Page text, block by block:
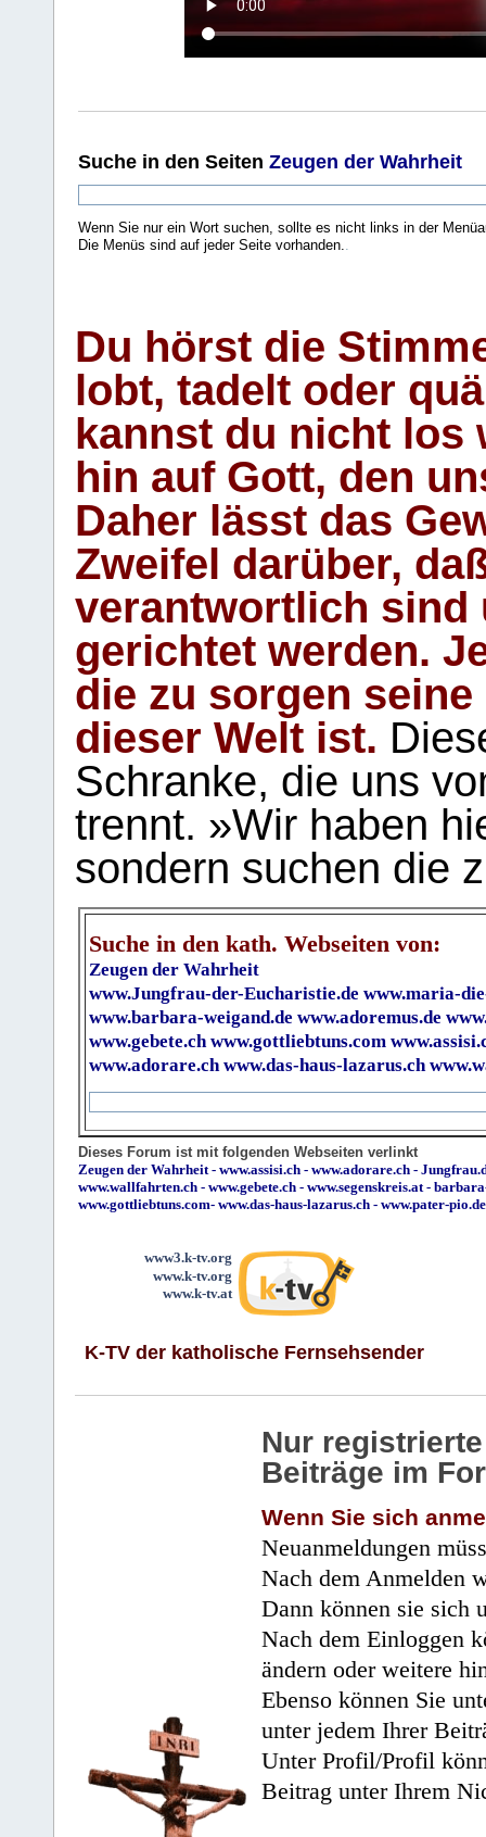
Suche in den Seiten Zeugen der Wahrheit
Wenn Sie nur ein Wort suchen, sollte es nicht links in der
Die Menüs sind auf jeder Seite vorhanden.
Du hörst die
lobt, tadelt oder
kannst du nicht los
hin auf Gott, den
Daher lässt das
Zweifel darüber,
verantwortlich sind
gerichtet werden.
die zu sorgen
dieser Welt ist.
Schranke, die uns
trennt. »Wir haben
sondern suchen die
Suche in den kath. Webseiten von:
Zeugen der Wahrheit
www.Jungfrau-der-Eucharistie.de www.maria-
www.barbara-weigand.de www.adoremus.de
www.gebete.ch www.gottliebtuns.com
www.adorare.ch www.das-haus-lazarus.ch
Dieses Forum ist mit folgenden Webseiten verlinkt
Zeugen der Wahrheit - www.assisi.ch - www.adorare.ch -
www.wallfahrten.ch - www.gebete.ch - www.segenskreis.at -
www.gottliebtuns.com- www.das-haus-lazarus.ch - www.pater-pio.de
www3.k-tv.org
www.k-tv.org
www.k-tv.at
K-TV der katholische Fernsehsender
Nur
Beiträge im
Wenn Sie sich
Neuanmeldungen
Nach dem Anmelden
Dann können sie sich
Nach dem Einloggen
ändern oder weitere
Ebenso können Sie
unter jedem Ihrer
Unter Profil/Profil
Beitrag unter Ihrem